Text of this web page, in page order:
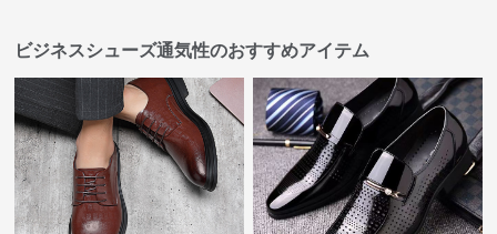
ビジネスシューズ通気性のおすすめアイテム